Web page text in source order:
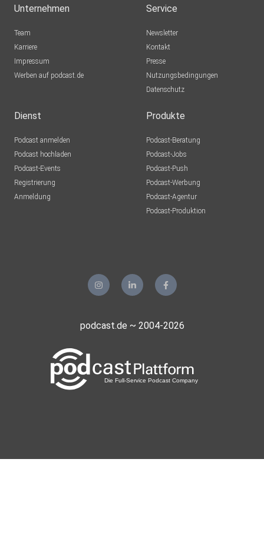
Unternehmen
Team
Karriere
Impressum
Werben auf podcast.de
Service
Newsletter
Kontakt
Presse
Nutzungsbedingungen
Datenschutz
Dienst
Podcast anmelden
Podcast hochladen
Podcast-Events
Registrierung
Anmeldung
Produkte
Podcast-Beratung
Podcast-Jobs
Podcast-Push
Podcast-Werbung
Podcast-Agentur
Podcast-Produktion
podcast.de ~ 2004-2026